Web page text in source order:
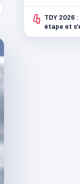
4 TDY 2026
étape et